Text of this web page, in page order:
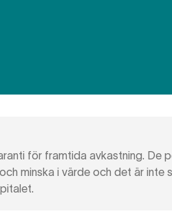
för framtida avkastning. De
minska i värde och det är inte